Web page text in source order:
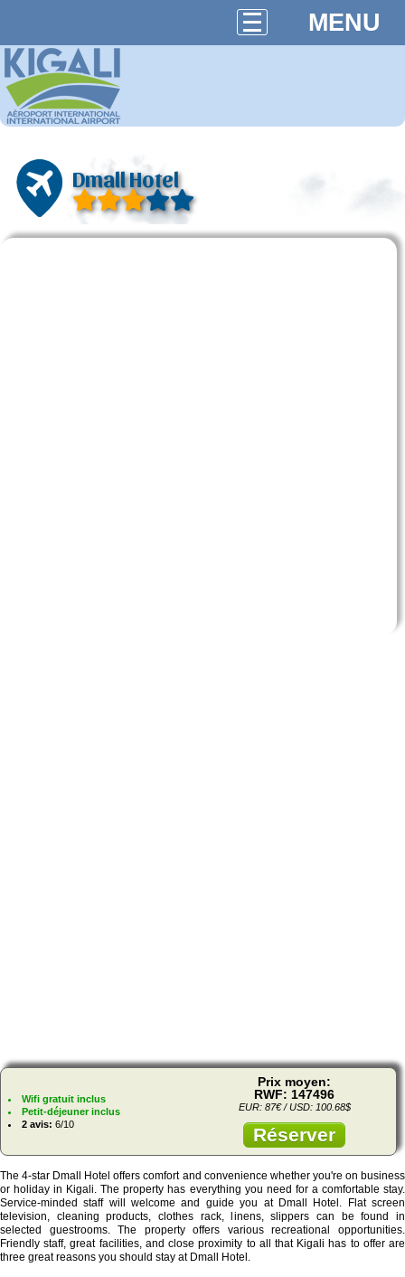
MENU
Dmall Hotel
Wifi gratuit inclus
Petit-déjeuner inclus
2 avis: 6/10
Prix moyen:
RWF: 147496
EUR: 87€ / USD: 100.68$
Réserver
The 4-star Dmall Hotel offers comfort and convenience whether you're on business
or holiday in Kigali. The property has everything you need for a comfortable stay.
Service-minded staff will welcome and guide you at Dmall Hotel. Flat screen
television, cleaning products, clothes rack, linens, slippers can be found in
selected guestrooms. The property offers various recreational opportunities.
Friendly staff, great facilities, and close proximity to all that Kigali has to offer are
three great reasons you should stay at Dmall Hotel.